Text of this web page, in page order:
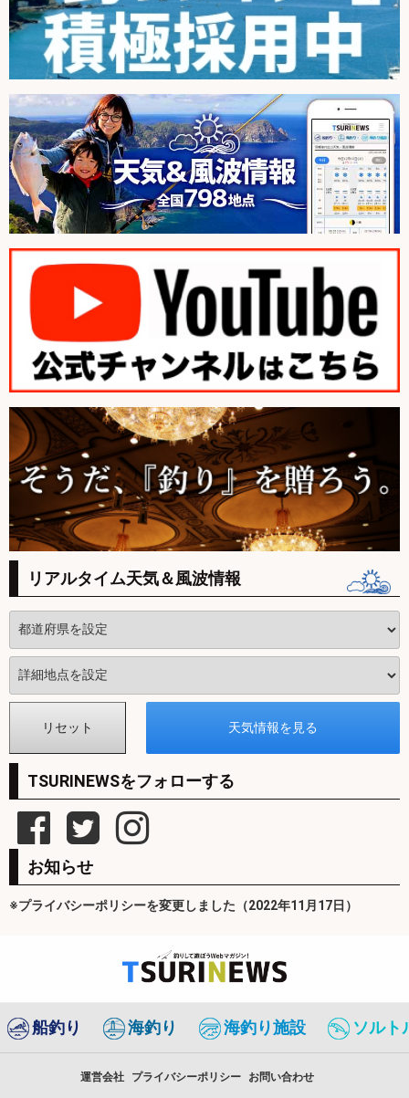
リアルタイム天気＆風波情報
TSURINEWSをフォローする
お知らせ
※プライバシーポリシーを変更しました（2022年11月17日）
船釣り 海釣り 海釣り施設 ソルト
運営会社 プライバシーポリシー お問い合わせ